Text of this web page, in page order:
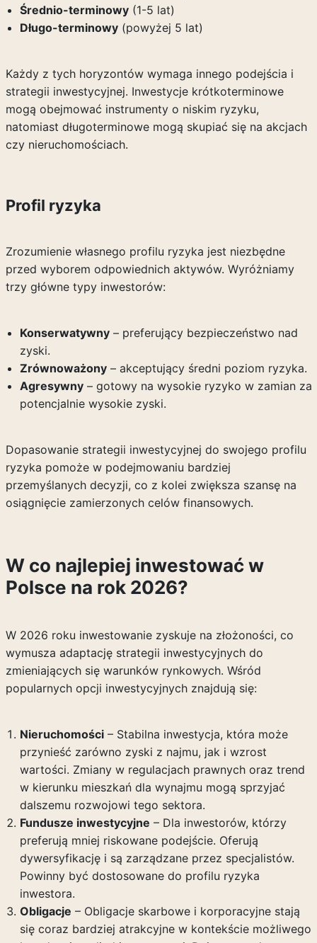
Średnio-terminowy(1-5 lat)
Długo-terminowy(powyżej 5 lat)
Każdy z tych horyzontów wymaga innego podejścia i
strategii inwestycyjnej. Inwestycje krótkoterminowe
mogą obejmować instrumenty o niskim ryzyku,
natomiast długoterminowe mogą skupiać się na akcjach
czy nieruchomościach.
Profil ryzyka
Zrozumienie własnego profilu ryzyka jest niezbędne
przed wyborem odpowiednich aktywów. Wyróżniamy
trzy główne typy inwestorów:
Konserwatywny– preferujący bezpieczeństwo nad
zyski.
Zrównoważony– akceptujący średni poziom ryzyka.
Agresywny– gotowy na wysokie ryzyko w zamian za
potencjalnie wysokie zyski.
Dopasowanie strategii inwestycyjnej do swojego profilu
ryzyka pomoże w podejmowaniu bardziej
przemyślanych decyzji, co z kolei zwiększa szansę na
osiągnięcie zamierzonych celów finansowych.
W co najlepiej inwestować w
Polsce na rok 2026?
W 2026 roku inwestowanie zyskuje na złożoności, co
wymusza adaptację strategii inwestycyjnych do
zmieniających się warunków rynkowych. Wśród
popularnych opcji inwestycyjnych znajdują się:
Nieruchomości– Stabilna inwestycja, która może
przynieść zarówno zyski z najmu, jak i wzrost
wartości. Zmiany w regulacjach prawnych oraz trend
w kierunku mieszkań dla wynajmu mogą sprzyjać
dalszemu rozwojowi tego sektora.
Fundusze inwestycyjne – Dla inwestorów, którzy
preferują mniej riskowane podejście. Oferują
dywersyfikację i są zarządzane przez specjalistów.
Powinny być dostosowane do profilu ryzyka
inwestora.
Obligacje – Obligacje skarbowe i korporacyjne stają
się coraz bardziej atrakcyjne w kontekście możliwego